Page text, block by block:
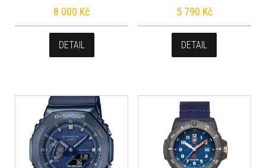
8 000 Kč
DETAIL
5 790 Kč
DETAIL